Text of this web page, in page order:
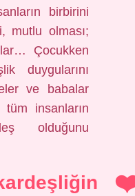
birbirini
mutlu olması;
Çocukken
duygularını
ve babalar
tüm insanların
olduğunu